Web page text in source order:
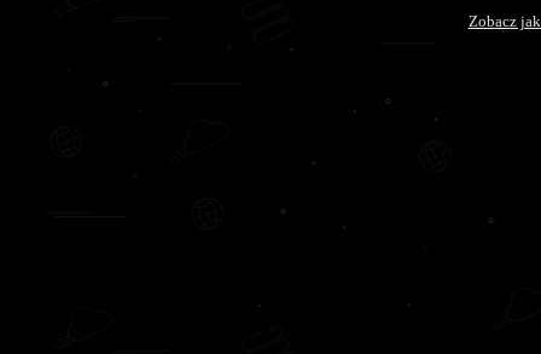
Zobacz